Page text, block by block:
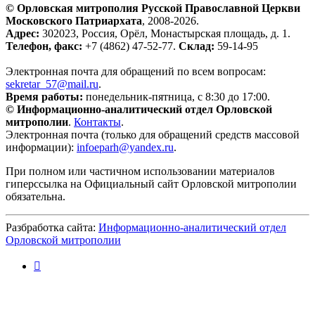
© Орловская митрополия Русской Православной Церкви
Московского Патриархата, 2008-2026.
Адрес: 302023, Россия, Орёл, Монастырская площадь, д. 1.
Телефон, факс: +7 (4862) 47-52-77. Склад: 59-14-95
Электронная почта для обращений по всем вопросам:
sekretar_57@mail.ru.
Время работы: понедельник-пятница, с 8:30 до 17:00.
© Информационно-аналитический отдел Орловской
митрополии. Контакты.
Электронная почта (только для обращений средств массовой
информации): infoeparh@yandex.ru.
При полном или частичном использовании материалов
гиперссылка на Официальный сайт Орловской митрополии
обязательна.
Разбработка сайта: Информационно-аналитический отдел
Орловской митрополии